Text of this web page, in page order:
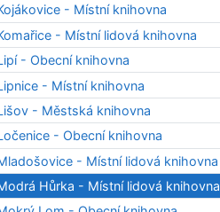
- Místní knihovna
- Místní lidová knihovna
- Obecní knihovna
- Místní knihovna
- Městská knihovna
- Obecní knihovna
- Místní lidová knihovna
Hůrka - Místní lidová knihovna